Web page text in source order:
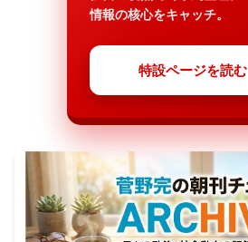
情報の核心をキャッチ。
特設ページを読む